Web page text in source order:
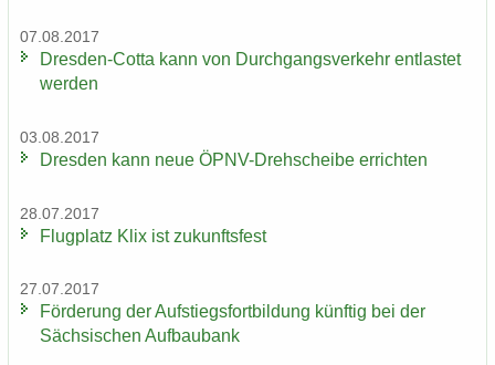
07.08.2017
Dresden-​Cotta kann von Durch­gangs­ver­kehr ent­las­tet
wer­den
03.08.2017
Dres­den kann neue ÖPNV-​Drehscheibe er­rich­ten
28.07.2017
Flug­platz Klix ist zu­kunfts­fest
27.07.2017
För­de­rung der Auf­stiegs­fort­bil­dung künf­tig bei der
Säch­si­schen Auf­bau­bank